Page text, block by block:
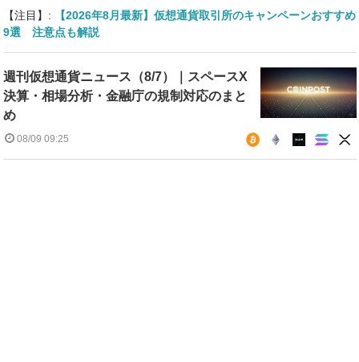
【注目】:
【2026年8月最新】仮想通貨取引所のキャンペーンおすすめ
9選 注意点も解説
週刊仮想通貨ニュース（8/7）｜スペースX
決算・相場分析・金融庁の規制対応のまと
め
08/09 09:25